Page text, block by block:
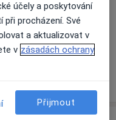
na pojišťovnu
účely a poskytování
při procházení. Své
a aktualizovat v
v zásadách ochrany
Přijmout